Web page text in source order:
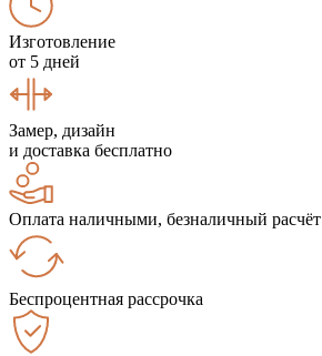
Изготовление
от 5 дней
Замер, дизайн
и доставка бесплатно
Оплата наличными, безналичный расчёт
Беспроцентная рассрочка